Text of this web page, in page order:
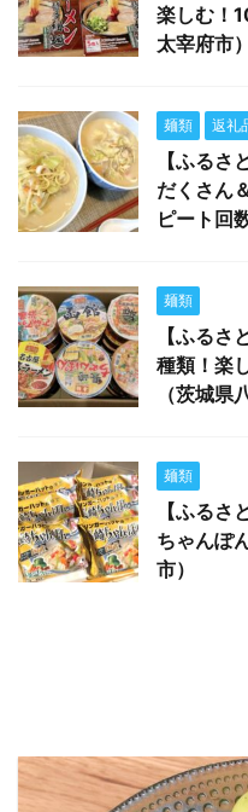
楽しむ！
太宰府市）
麺類 返礼
【ふる
だくさん
ピート回
麺類
【ふる
種類！楽
（茨城県
麺類
【ふる
ちゃんぽ
市）